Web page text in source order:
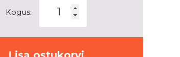
Kogus:
KMA12
kogus